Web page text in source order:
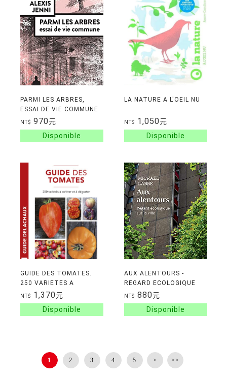
PARMI LES ARBRES,
ESSAI DE VIE COMMUNE
NT$ 970元
LA NATURE A L'OEIL NU
NT$ 1,050元
GUIDE DES TOMATES.
250 VARIETES A
CULTIVER ET DEGUSTER
NT$ 1,370元
AUX ALENTOURS -
REGARD ECOLOGIQUE
SUR LA VILLE
NT$ 880元
1 2 3 4 5 > >>